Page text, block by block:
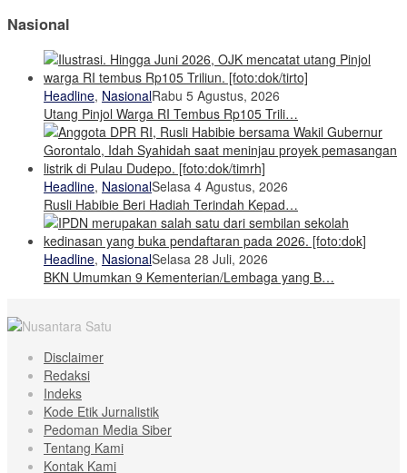
Nasional
Headline, NasionalRabu 5 Agustus, 2026
Utang Pinjol Warga RI Tembus Rp105 Trili…
Headline, NasionalSelasa 4 Agustus, 2026
Rusli Habibie Beri Hadiah Terindah Kepad…
Headline, NasionalSelasa 28 Juli, 2026
BKN Umumkan 9 Kementerian/Lembaga yang B…
Disclaimer
Redaksi
Indeks
Kode Etik Jurnalistik
Pedoman Media Siber
Tentang Kami
Kontak Kami